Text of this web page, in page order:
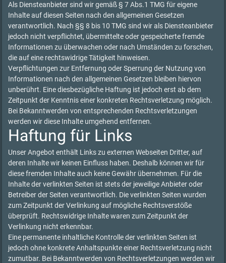
Als Diensteanbieter sind wir gemäß § 7 Abs.1 TMG für eigene
Inhalte auf diesen Seiten nach den allgemeinen Gesetzen
verantwortlich. Nach §§ 8 bis 10 TMG sind wir als Diensteanbieter
jedoch nicht verpflichtet, übermittelte oder gespeicherte fremde
Informationen zu überwachen oder nach Umständen zu forschen,
die auf eine rechtswidrige Tätigkeit hinweisen.
Verpflichtungen zur Entfernung oder Sperrung der Nutzung von
Informationen nach den allgemeinen Gesetzen bleiben hiervon
unberührt. Eine diesbezügliche Haftung ist jedoch erst ab dem
Zeitpunkt der Kenntnis einer konkreten Rechtsverletzung möglich.
Bei Bekanntwerden von entsprechenden Rechtsverletzungen
werden wir diese Inhalte umgehend entfernen.
Haftung für Links
Unser Angebot enthält Links zu externen Webseiten Dritter, auf
deren Inhalte wir keinen Einfluss haben. Deshalb können wir für
diese fremden Inhalte auch keine Gewähr übernehmen. Für die
Inhalte der verlinkten Seiten ist stets der jeweilige Anbieter oder
Betreiber der Seiten verantwortlich. Die verlinkten Seiten wurden
zum Zeitpunkt der Verlinkung auf mögliche Rechtsverstöße
überprüft. Rechtswidrige Inhalte waren zum Zeitpunkt der
Verlinkung nicht erkennbar.
Eine permanente inhaltliche Kontrolle der verlinkten Seiten ist
jedoch ohne konkrete Anhaltspunkte einer Rechtsverletzung nicht
zumutbar. Bei Bekanntwerden von Rechtsverletzungen werden wir